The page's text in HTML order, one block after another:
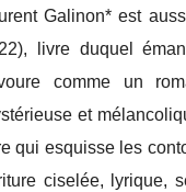
Galinon* est
livre duquel
comme un
et
qui esquisse les
ciselée, lyrique,